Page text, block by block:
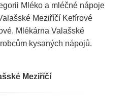
Mléko a mléčné nápoje
Meziříčí Kefírové
Mlékárna Valašské
kysaných nápojů.
Meziříčí